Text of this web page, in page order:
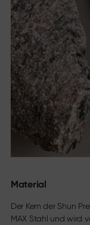
Material
Der Kern der Shun
MAX Stahl und wird